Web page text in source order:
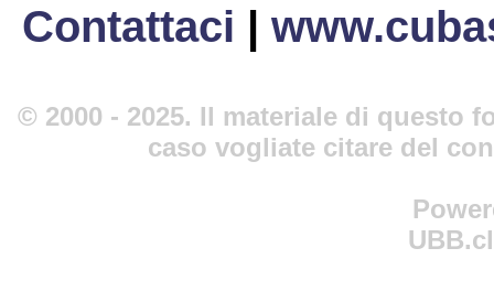
Contattaci |
© 2000 - 2025. Il materiale di questo
caso vogliate citare del